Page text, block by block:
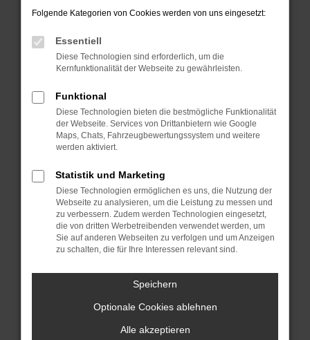
Prüfe deine Browsererweiterungen.
können das Laden bestimmter Seiten
verhindern. Funktioniert die Seite in einem
anderen Browser oder in einem privaten
Starte dein Gerät neu.
Das kann manchmal helfen, vorübergehende
Probleme zu beheben.
Betriebssystem auf dem neuesten Stand
sind.
Veraltete Software birgt nicht nur ein
Sicherheitsrisiko, sondern kann auch dazu
führen, dass bestimmte Funktionen nicht mehr
unterstützt werden.
Wende dich an den Webseitenbetreiber.
Wenn du alle oben genannten Schritte versucht
hast, kontaktiere uns bitte. Wir werden
versuchen, das Problem zu beheben. Du kannst
uns diesen Text schicken, um uns bei der
Folgende Kategorien von Cookies werden von uns eingesetzt:
Essentiell
Diese Technologien sind erforderlich, um die
Kernfunktionalität der Webseite zu gewährleisten.
Funktional
Diese Technologien bieten die bestmögliche Funktionalität
der Webseite. Services von Drittanbietern wie Google
Maps, Chats, Fahrzeugbewertungssystem und weitere
werden aktiviert.
Statistik und Marketing
Diese Technologien ermöglichen es uns, die Nutzung der
Webseite zu analysieren, um die Leistung zu messen und
zu verbessern. Zudem werden Technologien eingesetzt,
die von dritten Werbetreibenden verwendet werden, um
Sie auf anderen Webseiten zu verfolgen und um Anzeigen
zu schalten, die für Ihre Interessen relevant sind.
Speichern
Optionale Cookies ablehnen
Alle akzeptieren